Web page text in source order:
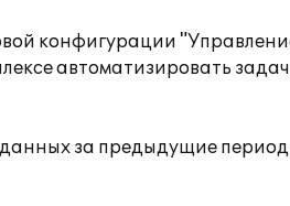
конфигурации
автоматизировать
данных за предыдущие